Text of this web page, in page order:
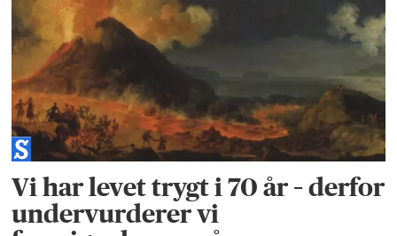
Vi har levet trygt i 70 år – derfor
undervurderer vi